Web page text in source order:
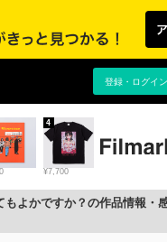
登録・ログイン
¥7,700
4
もよかですか？の作品情報・